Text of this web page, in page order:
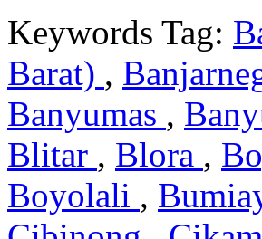
Keywords Tag:
Barat) ,
Banyumas ,
Blitar , Blora ,
Boyolali ,